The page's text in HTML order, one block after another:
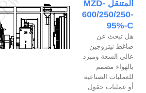
المتنقل MZD-
600/250/250-
95%-C
هل تبحث عن
ضاغط نيتروجين
عالي السعة ومبرد
بالهواء مصمم
للعمليات الصناعية
أو عمليات حقول